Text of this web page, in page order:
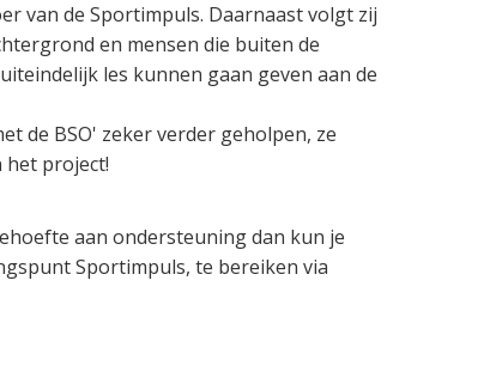
van de Sportimpuls. Daarnaast volgt zij
en mensen die buiten de
les kunnen gaan geven aan de
de BSO' zeker verder geholpen, ze
het project!
aan ondersteuning dan kun je
Sportimpuls, te bereiken via